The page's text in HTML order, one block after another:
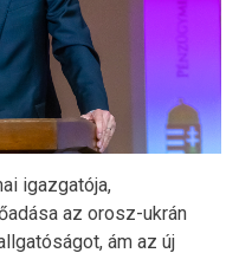
igazgatója,
az orosz-ukrán
ám az új